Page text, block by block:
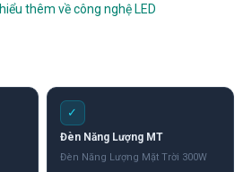
thêm về công nghệ LED
✓
Đèn Năng Lượng MT
Đèn Năng Lượng Mặt Trời 300W